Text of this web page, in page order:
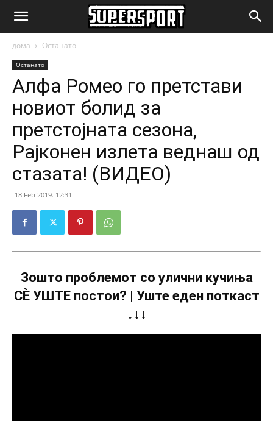
SuperSport.mk
дома Останато
Останато
Алфа Ромео го претстави
новиот болид за
претстојната сезона,
Рајконен излета веднаш од
стазата! (ВИДЕО)
18 Feb 2019. 12:31
Зошто проблемот со улични кучиња
СÈ УШТЕ постои? | Уште еден поткаст
↓↓↓